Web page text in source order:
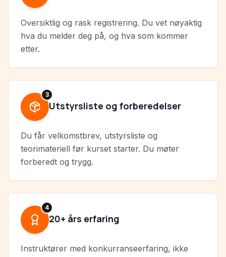
Oversiktlig og rask registrering. Du vet nøyaktig
hva du melder deg på, og hva som kommer
etter.
3
Utstyrsliste og forberedelser
Du får velkomstbrev, utstyrsliste og
teorimateriell før kurset starter. Du møter
forberedt og trygg.
4
20+ års erfaring
Instruktører med konkurranseerfaring, ikke